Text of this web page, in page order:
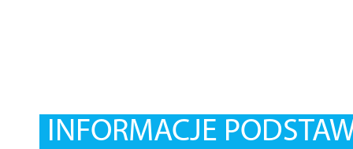
INFORMACJE